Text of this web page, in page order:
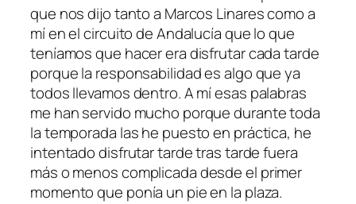
que nos dijo tanto a Marcos Linares como a
mí en el circuito de Andalucía que lo que
teníamos que hacer era disfrutar cada tarde
porque la responsabilidad es algo que ya
todos llevamos dentro. A mí esas palabras
me han servido mucho porque durante toda
la temporada las he puesto en práctica, he
intentado disfrutar tarde tras tarde fuera
más o menos complicada desde el primer
momento que ponía un pie en la plaza.